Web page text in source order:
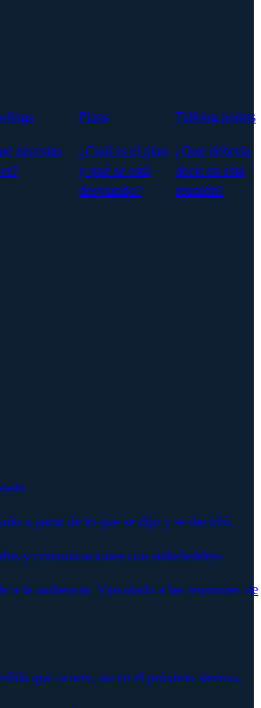
necesito
Plans
¿Cuál es el plan
y qué se está
desviando?
Talking points
¿Qué debería
decir en esta
reunión?
a partir de lo que se dijo y se decidió.
y comunicaciones con stakeholders
a la audiencia. Vinculado a las reuniones de
que ocurre, no en el próximo steerco.